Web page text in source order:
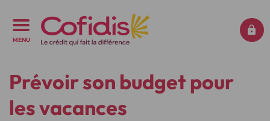
MENU
Prévoir son budget pour
les vacances